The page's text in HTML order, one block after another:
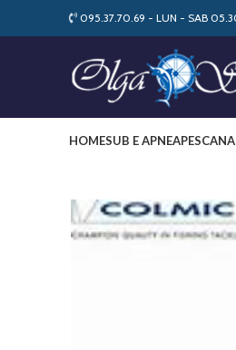
095.37.70.69 - LUN - SAB
HOMESUB E APNEAPESCA